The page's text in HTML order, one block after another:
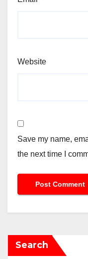
Website
Save my name,
the next time I
Search